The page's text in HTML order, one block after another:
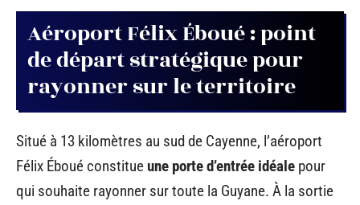
Aéroport Félix Éboué : point
de départ stratégique pour
rayonner sur le territoire
Situé à 13 kilomètres au sud de Cayenne, l’aéroport
Félix Éboué constitue une porte d’entrée idéale pour
qui souhaite rayonner sur toute la Guyane. À la sortie